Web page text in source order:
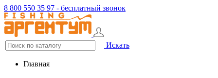
8 800 550 35 97 - бесплатный звонок
Искать
Главная